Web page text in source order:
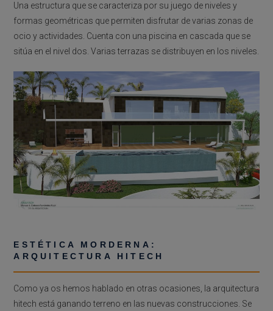
Una estructura que se caracteriza por su juego de niveles y
formas geométricas que permiten disfrutar de varias zonas de
ocio y actividades. Cuenta con una piscina en cascada que se
sitúa en el nivel dos. Varias terrazas se distribuyen en los niveles.
ESTÉTICA MORDERNA:
ARQUITECTURA HITECH
Como ya os hemos hablado en otras ocasiones, la arquitectura
hitech está ganando terreno en las nuevas construcciones. Se